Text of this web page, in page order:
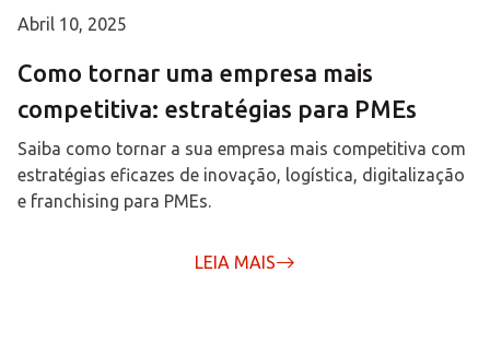
Abril 10, 2025
Como tornar uma empresa mais
competitiva: estratégias para PMEs
Saiba como tornar a sua empresa mais competitiva com
estratégias eficazes de inovação, logística, digitalização
e franchising para PMEs.
LEIA MAIS